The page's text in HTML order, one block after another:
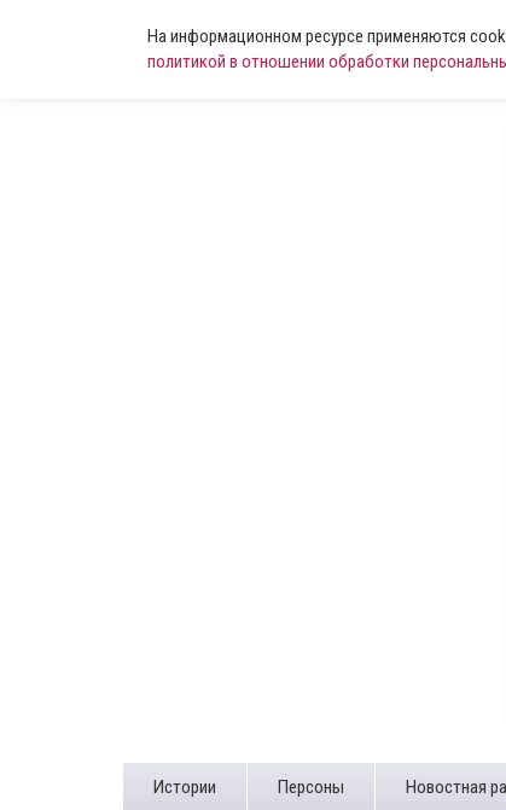
На информационном ресурсе применяются
политикой в отношении обработки
Истории Персоны Новостная